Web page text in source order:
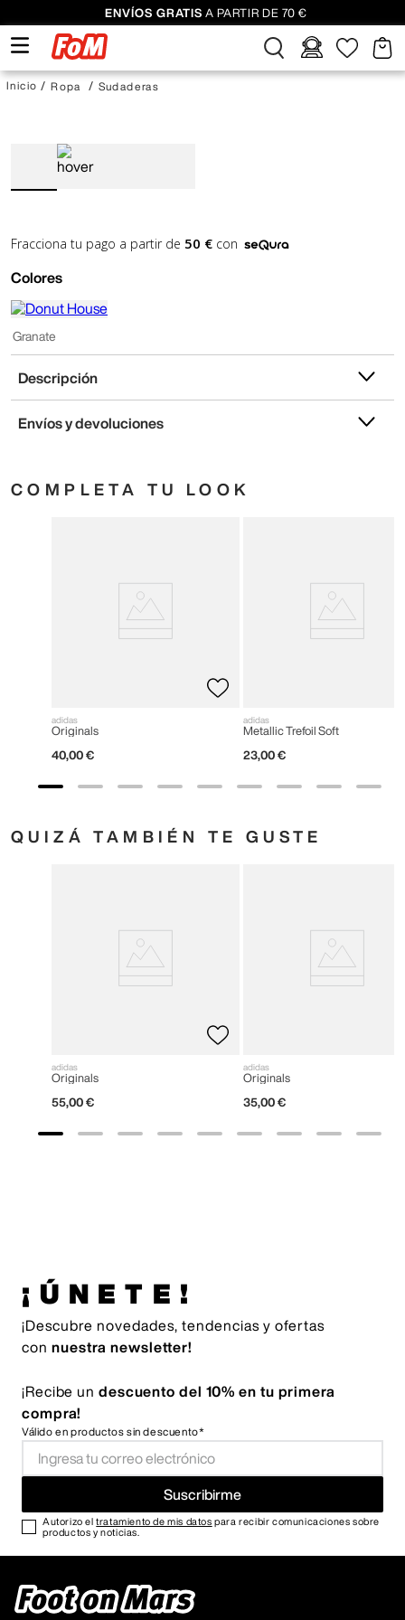
ENVÍOS GRATIS A PARTIR DE 70 €
Ropa Sudaderas
Fracciona tu pago a partir de 50 € con
Colores
Granate
Descripción
Envíos y devoluciones
COMPLETA TU LOOK
adidas
Originals
40,00 €
adidas
Metallic Trefoil Soft
23,00 €
QUIZÁ TAMBIÉN TE GUSTE
adidas
Originals
55,00 €
adidas
Originals
35,00 €
¡ÚNETE!
¡Descubre novedades, tendencias y ofertas
con nuestra newsletter!
¡Recibe un descuento del 10% en tu primera
compra!
Válido en productos sin descuento*
Suscribirme
Autorizo eltratamiento de mis datos para recibir comunicaciones sobre
productos y noticias.